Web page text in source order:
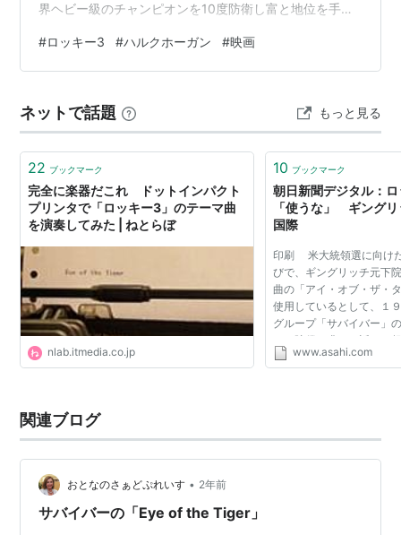
界ヘビー級のチャンピオンを10度防衛し富と地位を手に
並々ならぬ闘志を燃やすのがグラバー・ラング。 昔のよ
うなハングリー精神が消え引退を口にしていたロッキ
KO負け。 力の差は歴然。 ネタバレになってしまいます
が、師匠ミッキーがなくなります。 トレーナー役に…
#ロッキー3 #ハルクホーガン #映画
ネットで話題 もっと見る
22 ブックマーク
完全に楽器だこれ ドットインパクト
プリンタで「ロッキー3」のテーマ曲
を演奏してみた | ねとらぼ
nlab.itmedia.co.jp
10 ブックマーク
朝日新聞デジタル：
「使うな」 ギング
国際
印刷 米大統領選に向け
びで、ギングリッチ元下
曲の「アイ・オブ・ザ・
使用しているとして、１
グループ「サバイバー」
めと賠償を求める訴え
イ・オブ・ザ・タイガー
www.asahi.com
関連ブログ
おとなのさぁどぷれいす • 2年前
サバイバーの「Eye of the Tiger」